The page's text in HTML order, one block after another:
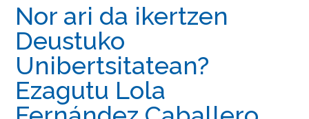
Nor ari da ikertzen
Deustuko
Unibertsitatean?
Ezagutu Lola